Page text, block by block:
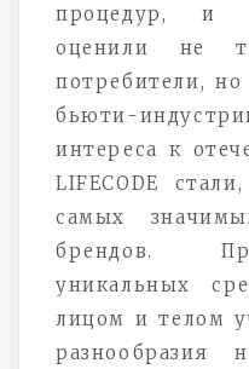
процедур, и
оценили не
потребители,
бьюти-
интереса к
LIFECODE
самых
брендов.
уникальных
лицом и телом
разнообразия